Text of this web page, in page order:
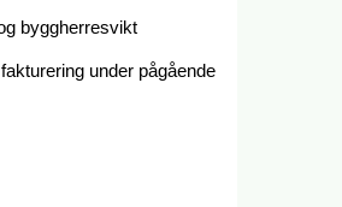
byggherresvikt
under pågående